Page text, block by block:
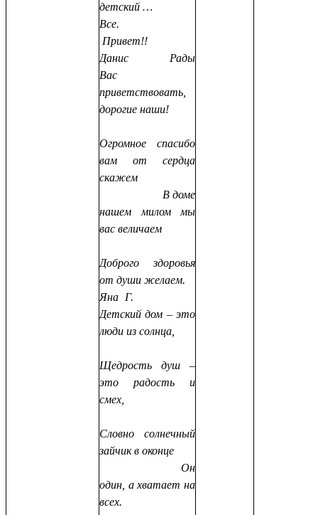
детский …
Все.
Привет!!
Данис Рады
Вас
приветствовать,
дорогие наши!
Огромное спасибо
вам от сердца
скажем
В доме
нашем милом мы
вас величаем
Доброго здоровья
от души желаем.
Яна Г.
Детский дом – это
люди из солнца,
Щедрость душ –
это радость и
смех,
Словно солнечный
зайчик в оконце
Он
один, а хватает на
всех.